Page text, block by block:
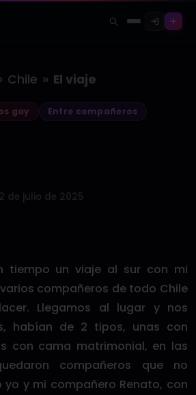
Chile » El viaje
gay
Entre compañeros
de julio de 2025
tiempo un viaje al sur con mi
compañeros de todo Chile
Llegamos al lugar y nos
habían de 2 tipos, unas con
con cama matrimonial, en las
compañeros que no
y mi compañero Renato, con